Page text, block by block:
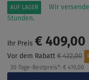
AUF LAGER
Wir
Stunden.
Ihr Preis € 409,00
Vor dem Rabatt € 422,00
30-Tage-Bestpreis*: € 419,00